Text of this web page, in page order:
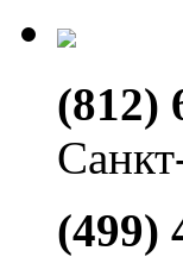
(812)
(499)